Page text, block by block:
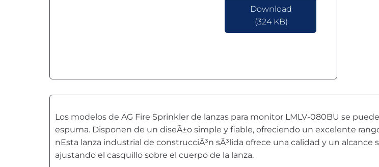
Download
(324 KB)
Los modelos de AG Fire Sprinkler de lanzas para monitor LMLV-080BU se
espuma. Disponen de un diseÃ±o simple y fiable, ofreciendo un excelente
nEsta lanza industrial de construcciÃ³n sÃ³lida ofrece una calidad y un alcance
ajustando el casquillo sobre el cuerpo de la lanza.